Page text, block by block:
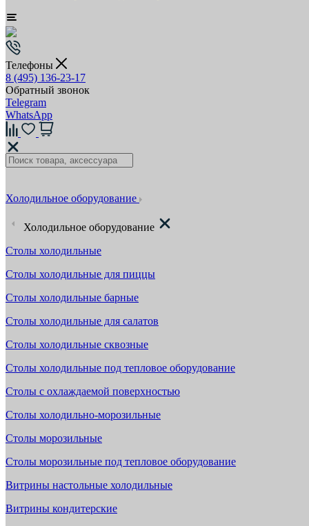
Телефоны
8 (495) 136-23-17
Обратный звонок
Telegram
WhatsApp
Холодильное оборудование
Холодильное оборудование
Столы холодильные
Столы холодильные для пиццы
Столы холодильные барные
Столы холодильные для салатов
Столы холодильные сквозные
Столы холодильные под тепловое оборудование
Столы с охлаждаемой поверхностью
Столы холодильно-морозильные
Столы морозильные
Столы морозильные под тепловое оборудование
Витрины настольные холодильные
Витрины кондитерские